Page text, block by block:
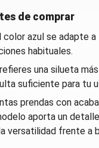
de comprar
color azul se adapte a
habituales.
una silueta
suficiente para tu
prendas con
aporta un
versatilidad frente a